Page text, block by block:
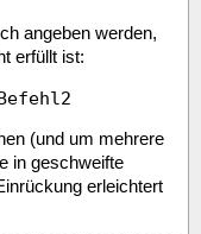
angeben werden,
erfüllt ist:
(und um mehrere
in geschweifte
erleichtert